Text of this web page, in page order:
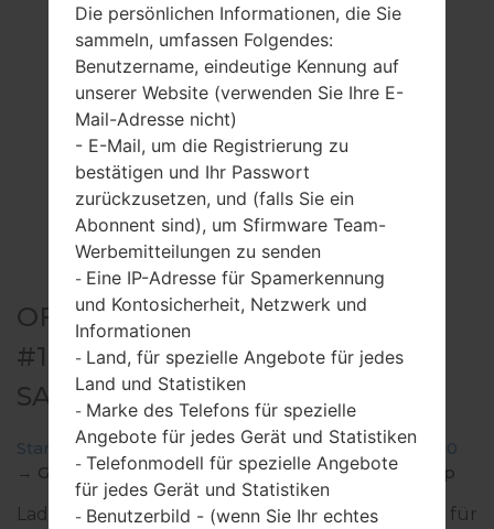
OFFIZIELLER FIRMWARE
#135980 FÜR GT-S6790 -
SAMSUNGGALAXY FAME LITE
Startseite →Galaxy Fame Lite → SamsungGT-S6790
→ GT-S6790_ECT_1_20140829161940_b6jl8krs16.zip
Laden Sie das neueste Firmware-Update für
Die persönlichen Informationen, die Sie
sammeln, umfassen Folgendes:
Benutzername, eindeutige Kennung auf
unserer Website (verwenden Sie Ihre E-
Mail-Adresse nicht)
- E-Mail, um die Registrierung zu
bestätigen und Ihr Passwort
zurückzusetzen, und (falls Sie ein
Abonnent sind), um Sfirmware Team-
Werbemitteilungen zu senden
- Eine IP-Adresse für Spamerkennung
und Kontosicherheit, Netzwerk und
Informationen
- Land, für spezielle Angebote für jedes
Land und Statistiken
- Marke des Telefons für spezielle
Angebote für jedes Gerät und Statistiken
- Telefonmodell für spezielle Angebote
für jedes Gerät und Statistiken
- Benutzerbild - (wenn Sie Ihr echtes